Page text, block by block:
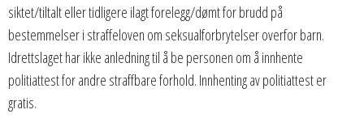
siktet/tiltalt eller tidligere ilagt forelegg/dømt for brudd på
bestemmelser i straffeloven om seksualforbrytelser overfor barn.
Idrettslaget har ikke anledning til å be personen om å innhente
politiattest for andre straffbare forhold. Innhenting av politiattest er
gratis.